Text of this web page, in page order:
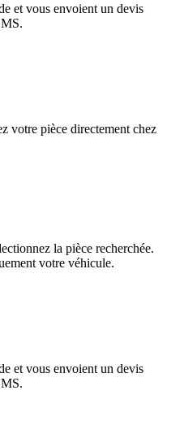
et vous envoient un devis
votre pièce directement chez
la pièce recherchée.
votre véhicule.
et vous envoient un devis